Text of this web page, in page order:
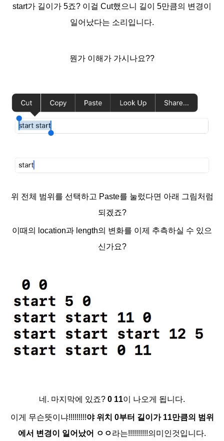
start가 길이가 5죠? 이걸 Cut했으니 길이 5만큼의 변경이
일어났다는 소리입니다.
뭔가 이해가 가시나요??
위 전체 범위를 선택하고 Paste를 눌렀다면 아래 그림처럼
되겠죠?
이때의 location과 length의 변화를 이제 추측하실 수 있으
신가요?
네. 마지막에 있죠? 0 11이 나오게 됩니다.
이게 무슨뜻이냐!!!!!!!!!야 위치 0부터 길이가 11만큼의 범위
에서 변경이 일어났어 ㅇㅇ라는!!!!!!!!!!의미인것입니다.